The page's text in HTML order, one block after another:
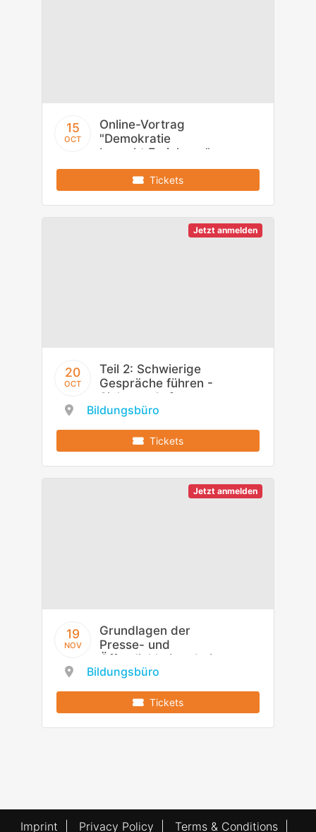
15
OCT
Online-Vortrag
"Demokratie
braucht Erziehung"
Tickets
Jetzt anmelden
20
OCT
Teil 2: Schwierige
Gespräche führen -
Sicheres Auftreten
in Konflikten
Bildungsbüro
Tickets
Jetzt anmelden
19
NOV
Grundlagen der
Presse- und
Öffentlichkeitsarbei
t
Bildungsbüro
Tickets
Imprint Privacy Policy Terms & Conditions